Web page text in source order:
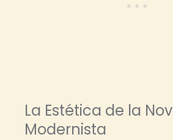
La Estética de la
Modernista